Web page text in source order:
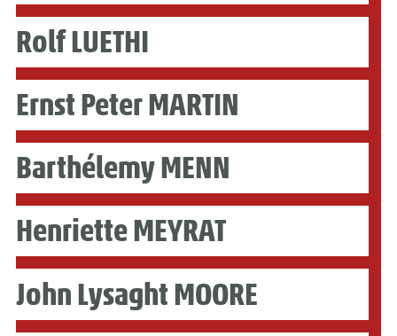
Rolf LUETHI
Ernst Peter MARTIN
Barthélemy MENN
Henriette MEYRAT
John Lysaght MOORE